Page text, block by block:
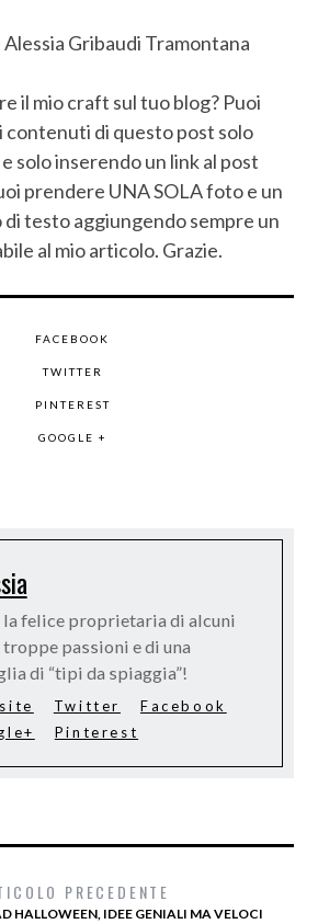
Gribaudi Tramontana
il mio craft sul tuo blog? Puoi
contenuti di questo post solo
solo inserendo un link al post
prendere UNA SOLA foto e un
testo aggiungendo sempre un
al mio articolo. Grazie.
FACEBOOK
TWITTER
PINTEREST
GOOGLE +
la felice proprietaria di alcuni
troppe passioni e di una
di “tipi da spiaggia”!
Twitter
Facebook
Pinterest
PRECEDENTE
HALLOWEEN, IDEE GENIALI MA VELOCI